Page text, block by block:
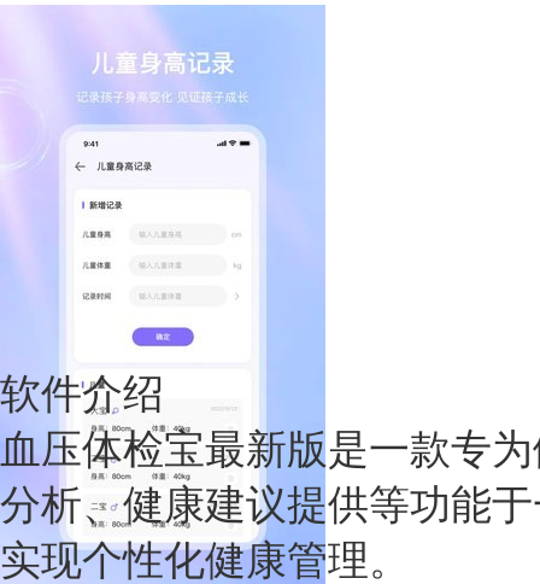
软件介绍
血压体检宝最新版是一款专
分析、健康建议提供等功能
实现个性化健康管理。